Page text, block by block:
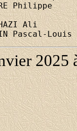
Philippe
Ali
Pascal-Louis
2025